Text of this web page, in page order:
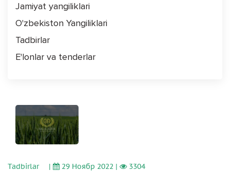
Tadbirlar | 29 Ноябр 2022 | 3304
Jamiyat yangiliklari
O'zbekiston Yangiliklari
Tadbirlar
E'lonlar va tenderlar